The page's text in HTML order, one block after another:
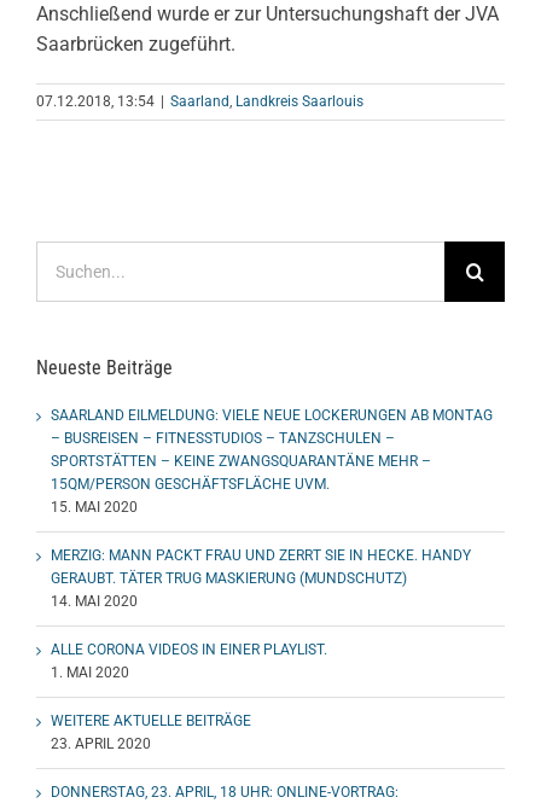
Anschließend wurde er zur Untersuchungshaft der JVA
Saarbrücken zugeführt.
07.12.2018, 13:54 Saarland, Landkreis Saarlouis
nach:
Neueste Beiträge
SAARLAND EILMELDUNG: VIELE NEUE LOCKERUNGEN AB MONTAG
– BUSREISEN – FITNESSTUDIOS – TANZSCHULEN –
SPORTSTÄTTEN – KEINE ZWANGSQUARANTÄNE MEHR –
15QM/PERSON GESCHÄFTSFLÄCHE UVM.
15. MAI 2020
MERZIG: MANN PACKT FRAU UND ZERRT SIE IN HECKE. HANDY
GERAUBT. TÄTER TRUG MASKIERUNG (MUNDSCHUTZ)
14. MAI 2020
ALLE CORONA VIDEOS IN EINER PLAYLIST.
1. MAI 2020
WEITERE AKTUELLE BEITRÄGE
23. APRIL 2020
DONNERSTAG, 23. APRIL, 18 UHR: ONLINE-VORTRAG: